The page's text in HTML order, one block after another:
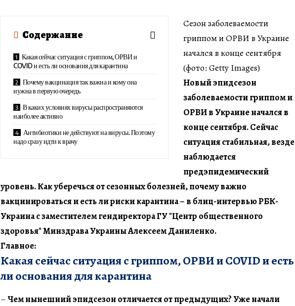
Содержание
Какая сейчас ситуация с гриппом, ОРВИ и
COVID и есть ли основания для карантина
Почему вакцинация так важна и кому она
нужна в первую очередь
В каких условиях вирусы распространяются
наиболее активно
Антибиотики не действуют на вирусы. Поэтому
надо сразу идти к врачу
Сезон заболеваемости
гриппом и ОРВИ в Украине
начался в конце сентября
(фото: Getty Images)
Новый эпидсезон
заболеваемости гриппом и
ОРВИ в Украине начался в
конце сентября. Сейчас
ситуация стабильная, везде
наблюдается
предэпидемический
уровень. Как уберечься от сезонных болезней, почему важно
вакцинироваться и есть ли риски карантина – в блиц-интервью РБК-
Украина с заместителем гендиректора ГУ "Центр общественного
здоровья" Минздрава Украины Алексеем Даниленко.
Главное:
Какая сейчас ситуация с гриппом, ОРВИ и COVID и есть
ли основания для карантина
– Чем нынешний эпидсезон отличается от предыдущих? Уже начали